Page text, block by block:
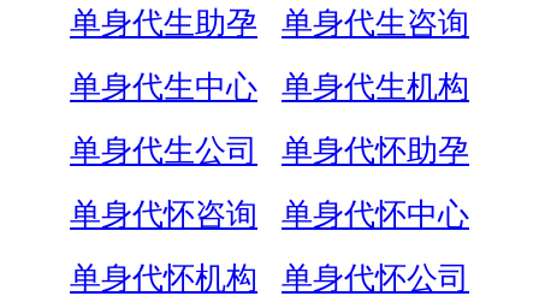
单身代生助孕
单身代生咨询
单身代生中心
单身代生机构
单身代生公司
单身代怀助孕
单身代怀咨询
单身代怀中心
单身代怀机构
单身代怀公司